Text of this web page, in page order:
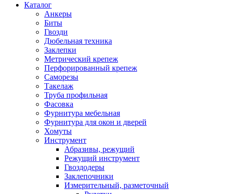
Каталог
Анкеры
Биты
Гвозди
Дюбельная техника
Заклепки
Метрический крепеж
Перфорированный крепеж
Саморезы
Такелаж
Труба профильная
Фасовка
Фурнитура мебельная
Фурнитура для окон и дверей
Хомуты
Инструмент
Абразивы, режущий
Режущий инструмент
Гвоздодеры
Заклепочники
Измерительный, разметочный